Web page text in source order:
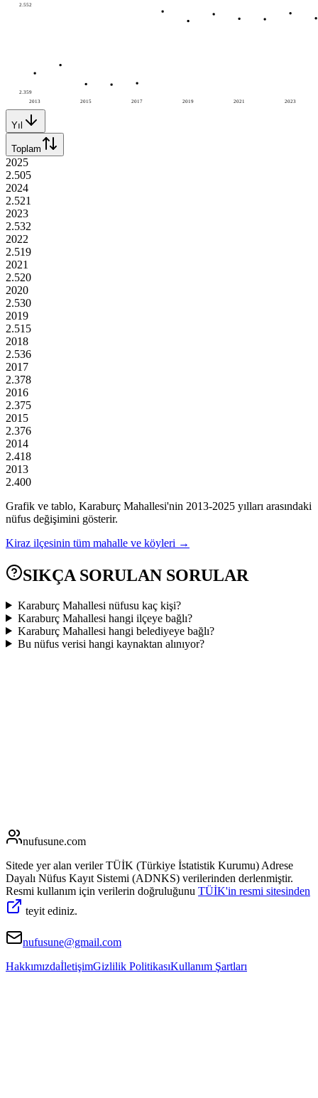
2013 2015 2017 2019 2021 2023
2.552
2.359
Yıl
Toplam
2025
2.505
2024
2.521
2023
2.532
2022
2.519
2021
2.520
2020
2.530
2019
2.515
2018
2.536
2017
2.378
2016
2.375
2015
2.376
2014
2.418
2013
2.400
Grafik ve tablo, Karaburç Mahallesi'nin 2013-2025 yılları arasındaki
nüfus değişimini gösterir.
Kiraz ilçesinin tüm mahalle ve köyleri →
SIKÇA SORULAN SORULAR
Karaburç Mahallesi nüfusu kaç kişi?
Karaburç Mahallesi hangi ilçeye bağlı?
Karaburç Mahallesi hangi belediyeye bağlı?
Bu nüfus verisi hangi kaynaktan alınıyor?
nufusune.com
Sitede yer alan veriler TÜİK (Türkiye İstatistik Kurumu) Adrese
Dayalı Nüfus Kayıt Sistemi (ADNKS) verilerinden derlenmiştir.
Resmi kullanım için verilerin doğruluğunu TÜİK'in resmi sitesinden
teyit ediniz.
nufusune@gmail.com
HakkımızdaİletişimGizlilik PolitikasıKullanım Şartları